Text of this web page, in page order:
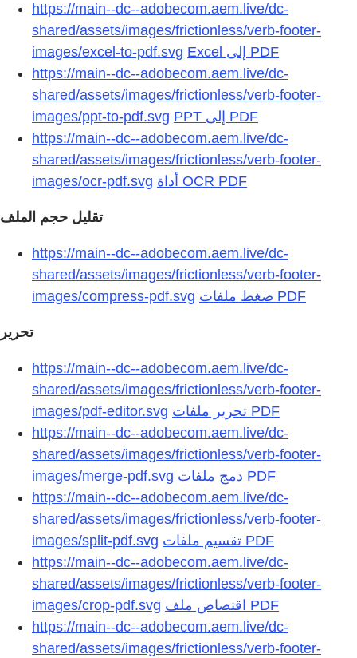
https://main--dc--adobecom.aem.live/dc-
shared/assets/images/frictionless/verb-footer-
images/excel-to-pdf.svg
https://main--dc--adobecom.aem.live/dc-
shared/assets/images/frictionless/verb-footer-
images/ppt-to-pdf.svg
https://main--dc--adobecom.aem.live/dc-
shared/assets/images/frictionless/verb-footer-
images/ocr-pdf.svg
تقليل حجم الملف
https://main--dc--adobecom.aem.live/dc-
shared/assets/images/frictionless/verb-footer-
images/compress-pdf.svg
تحرير
https://main--dc--adobecom.aem.live/dc-
shared/assets/images/frictionless/verb-footer-
images/pdf-editor.svg
https://main--dc--adobecom.aem.live/dc-
shared/assets/images/frictionless/verb-footer-
images/merge-pdf.svg
https://main--dc--adobecom.aem.live/dc-
shared/assets/images/frictionless/verb-footer-
images/split-pdf.svg
https://main--dc--adobecom.aem.live/dc-
shared/assets/images/frictionless/verb-footer-
images/crop-pdf.svg
https://main--dc--adobecom.aem.live/dc-
shared/assets/images/frictionless/verb-footer-